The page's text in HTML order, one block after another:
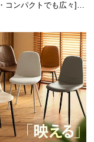
染み込まず、
に最適です。
コンパクトでも広々] 3
ァベッド リクライニン